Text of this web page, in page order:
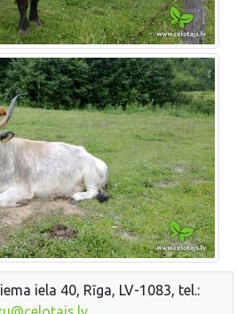
iela 40, Rīga, LV-1083, tel.: